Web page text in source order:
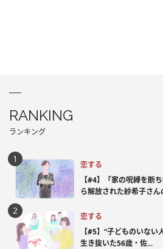
RANKING
ランキング
恋する
【#4】「家の呪縛を断
ら解放された紗希子さん
恋する
【#5】“子どものいな
生き抜いた56歳・佐...